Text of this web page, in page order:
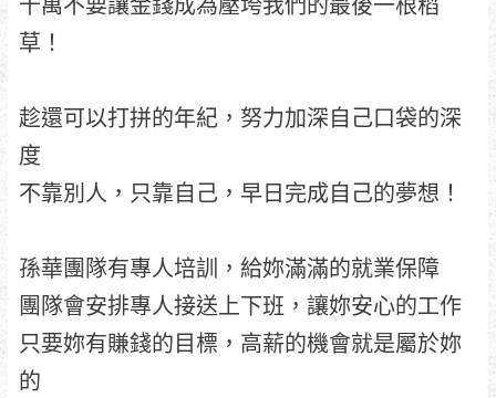
草！
趁還可以打拼的年紀，努力加深自己口袋的深
度
不靠別人，只靠自己，早日完成自己的夢想！
孫華團隊有專人培訓，給妳滿滿的就業保障
團隊會安排專人接送上下班，讓妳安心的工作
只要妳有賺錢的目標，高薪的機會就是屬於妳
的